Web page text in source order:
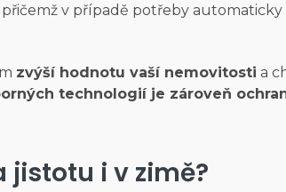
v případě potřeby automaticky
zvýší hodnotu vaší nemovitosti a
technologií je zároveň
jistotu i v zimě?